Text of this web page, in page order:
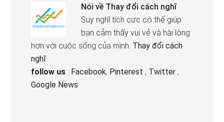
Nói về Thay đổi cách nghĩ
Suy nghĩ tích cực có thể giúp
bạn cảm thấy vui vẻ và hài lòng
hơn với cuộc sống của mình. Thay đổi cách
nghĩ
follow us : Facebook, Pinterest , Twitter ,
Google News